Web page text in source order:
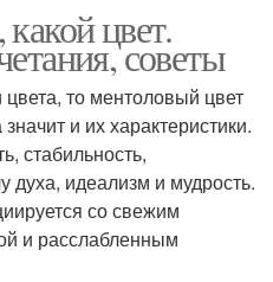
цвет.
советы
цвета, то ментоловый цвет
и их характеристики.
стабильность,
духа, идеализм и мудрость.
со свежим
и расслабленным